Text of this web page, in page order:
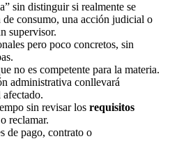
sin distinguir si realmente se
de consumo, una acción judicial o
supervisor.
pero poco concretos, sin
no es competente para la materia.
administrativa conllevará
sin revisar los requisitos
o reclamar.
de pago, contrato o